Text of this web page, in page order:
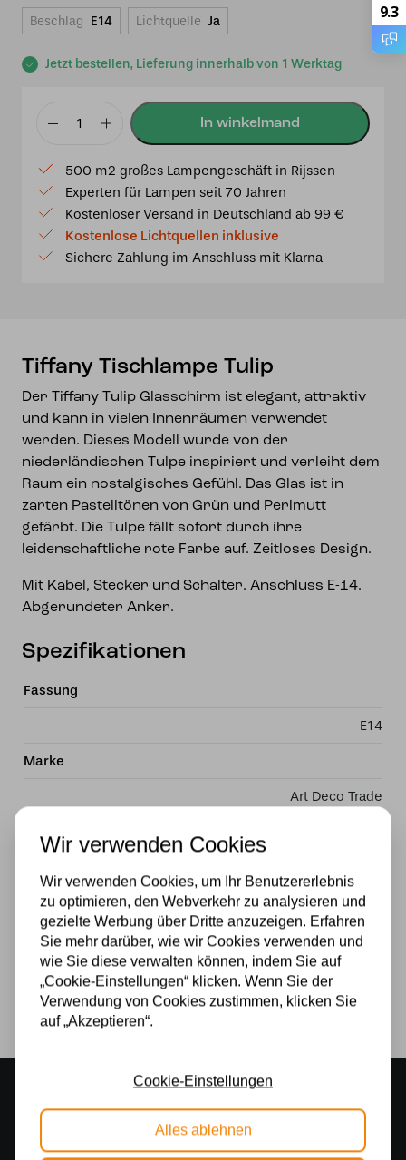
Jetzt bestellen, Lieferung innerhalb von 1 Werktag
Beschlag E14 Lichtquelle Ja
Tiffany
Tulip
Menge
500 m2 großes Lampengeschäft in Rijssen
Experten für Lampen seit 70 Jahren
Kostenloser Versand in Deutschland ab 99 €
Kostenlose Lichtquellen inklusive
Sichere Zahlung im Anschluss mit Klarna
Tiffany Tischlampe Tulip
Der Tiffany Tulip Glasschirm ist elegant, attraktiv
und kann in vielen Innenräumen verwendet
werden. Dieses Modell wurde von der
niederländischen Tulpe inspiriert und verleiht dem
Raum ein nostalgisches Gefühl. Das Glas ist in
zarten Pastelltönen von Grün und Perlmutt
gefärbt. Die Tulpe fällt sofort durch ihre
leidenschaftliche rote Farbe auf. Zeitloses Design.
Mit Kabel, Stecker und Schalter. Anschluss E-14.
Abgerundeter Anker.
Spezifikationen
Fassung
E14
Marke
Art Deco Trade
Stromversorgung
230v
Lichtquelle
Stimmungsvoller Showroom
500 m2 großes Lampengeschäft in Rijssen
Kostenloser Versand
9.3
Wir verwenden Cookies
Wir verwenden Cookies, um Ihr Benutzererlebnis
zu optimieren, den Webverkehr zu analysieren und
gezielte Werbung über Dritte anzuzeigen. Erfahren
Sie mehr darüber, wie wir Cookies verwenden und
wie Sie diese verwalten können, indem Sie auf
„Cookie-Einstellungen“ klicken. Wenn Sie der
Verwendung von Cookies zustimmen, klicken Sie
auf „Akzeptieren“.
Cookie-Einstellungen
Alles ablehnen